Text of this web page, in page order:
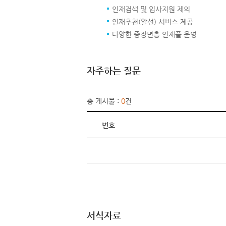
인재검색 및 입사지원 제의
인재추천(알선) 서비스 제공
다양한 중장년층 인재풀 운영
자주하는 질문
총 게시물 : 0건
번호
서식자료